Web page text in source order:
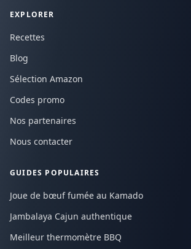
EXPLORER
Recettes
Blog
Sélection Amazon
Codes promo
Nos partenaires
Nous contacter
GUIDES POPULAIRES
Joue de bœuf fumée au Kamado
Jambalaya Cajun authentique
Meilleur thermomètre BBQ